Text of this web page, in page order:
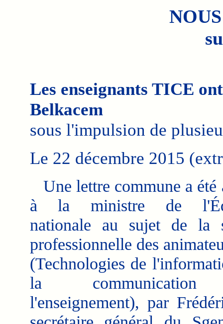
Les enseignants TICE
Belkacem
sous l'impulsion de
Le 22 décembre 2015
Une lettre commune a été
à la ministre de
nationale au sujet de la
professionnelle des
(Technologies de
la
l'enseignement), par